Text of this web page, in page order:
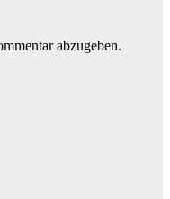
abzugeben.